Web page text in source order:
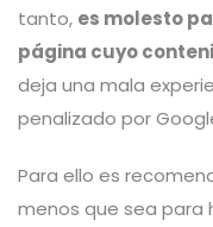
tanto, es molesto
página cuyo
deja una mala
penalizado por
Para ello es
menos que sea para